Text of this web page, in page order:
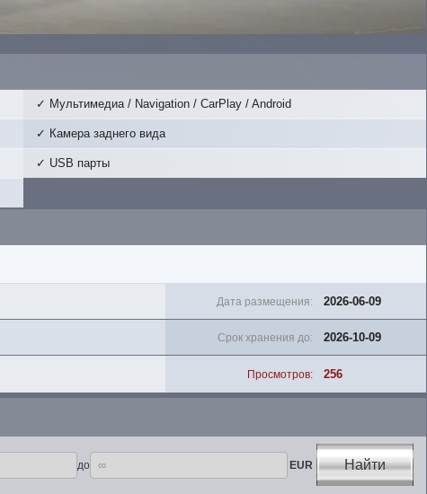
✓ Мультимедиа / Navigation / CarPlay / Android
✓ Камера заднего вида
✓ USB парты
Дата размещения: 2026-06-09
Срок хранения до: 2026-10-09
Просмотров: 256
до EUR Найти